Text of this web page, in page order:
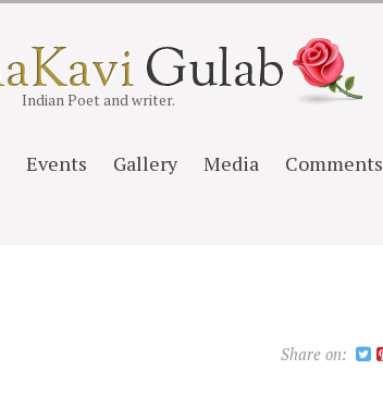
Indian Poet and writer.
Events Gallery Media Comments
Share on: